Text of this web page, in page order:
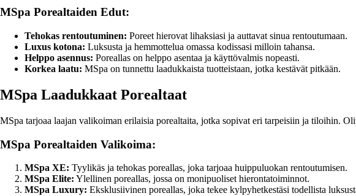
MSpa Porealtaiden Edut:
Tehokas rentoutuminen: Poreet hierovat lihaksiasi ja auttavat sinua rentoutumaan.
Luxus kotona: Luksusta ja hemmottelua omassa kodissasi milloin tahansa.
Helppo asennus: Poreallas on helppo asentaa ja käyttövalmis nopeasti.
Korkea laatu: MSpa on tunnettu laadukkaista tuotteistaan, jotka kestävät pitkään.
MSpa Laadukkaat Porealtaat
MSpa tarjoaa laajan valikoiman erilaisia porealtaita, jotka sopivat eri tarpeisiin ja tiloihin.
MSpa Porealtaiden Valikoima:
MSpa XE: Tyylikäs ja tehokas poreallas, joka tarjoaa huippuluokan rentoutumisen.
MSpa Elite: Ylellinen poreallas, jossa on monipuoliset hierontatoiminnot.
MSpa Luxury: Eksklusiivinen poreallas, joka tekee kylpyhetkestäsi todellista